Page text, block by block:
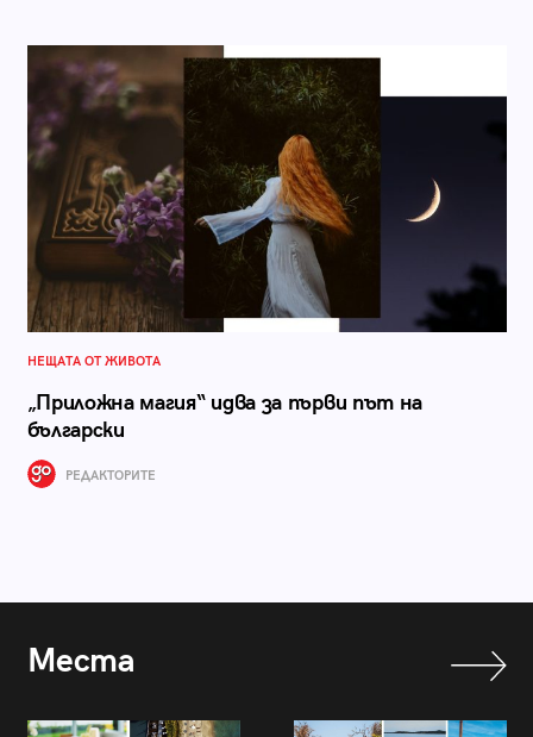
НЕЩАТА ОТ ЖИВОТА
„Приложна магия“ идва за първи път на
български
РЕДАКТОРИТЕ
Места